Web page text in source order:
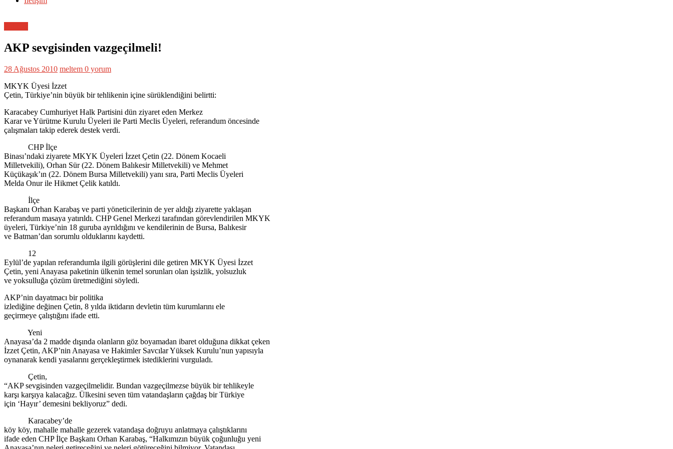
AKP sevgisinden vazgeçilmeli!
28 Ağustos 2010 meltem 0 yorum
MKYK Üyesi İzzet
Çetin, Türkiye’nin büyük bir tehlikenin içine sürüklendiğini belirtti:
Karacabey Cumhuriyet Halk Partisini dün ziyaret eden Merkez
Karar ve Yürütme Kurulu Üyeleri ile Parti Meclis Üyeleri, referandum öncesinde
çalışmaları takip ederek destek verdi.
CHP İlçe
Binası’ndaki ziyarete MKYK Üyeleri İzzet Çetin (22. Dönem Kocaeli
Milletvekili), Orhan Sür (22. Dönem Balıkesir Milletvekili) ve Mehmet
Küçükaşık’ın (22. Dönem Bursa Milletvekili) yanı sıra, Parti Meclis Üyeleri
Melda Onur ile Hikmet Çelik katıldı.
İlçe
Başkanı Orhan Karabaş ve parti yöneticilerinin de yer aldığı ziyarette yaklaşan
referandum masaya yatırıldı. CHP Genel Merkezi tarafından görevlendirilen MKYK
üyeleri, Türkiye’nin 18 guruba ayrıldığını ve kendilerinin de Bursa, Balıkesir
ve Batman’dan sorumlu olduklarını kaydetti.
12
Eylül’de yapılan referandumla ilgili görüşlerini dile getiren MKYK Üyesi İzzet
Çetin, yeni Anayasa paketinin ülkenin temel sorunları olan işsizlik, yolsuzluk
ve yoksulluğa çözüm üretmediğini söyledi.
AKP’nin dayatmacı bir politika
izlediğine değinen Çetin, 8 yılda iktidarın devletin tüm kurumlarını ele
geçirmeye çalıştığını ifade etti.
Yeni
Anayasa’da 2 madde dışında olanların göz boyamadan ibaret olduğuna dikkat çeken
İzzet Çetin, AKP’nin Anayasa ve Hakimler Savcılar Yüksek Kurulu’nun yapısıyla
oynanarak kendi yasalarını gerçekleştirmek istediklerini vurguladı.
Çetin,
“AKP sevgisinden vazgeçilmelidir. Bundan vazgeçilmezse büyük bir tehlikeyle
karşı karşıya kalacağız. Ülkesini seven tüm vatandaşların çağdaş bir Türkiye
için ‘Hayır’ demesini bekliyoruz” dedi.
Karacabey’de
köy köy, mahalle mahalle gezerek vatandaşa doğruyu anlatmaya çalıştıklarını
ifade eden CHP İlçe Başkanı Orhan Karabaş, “Halkımızın büyük çoğunluğu yeni